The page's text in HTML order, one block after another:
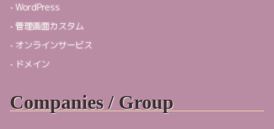
WordPress
管理画面カスタム
オンラインサービス
ドメイン
Companies / Group